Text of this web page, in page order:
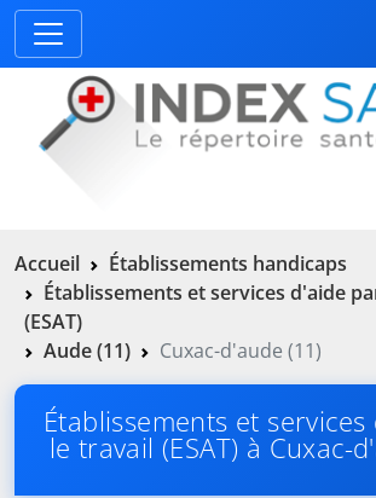
Accueil
Établissements handicaps
Établissements et services d'aide
(ESAT)
Aude (11)
Cuxac-d'aude (11)
Établissements et
le travail (ESAT) à Cuxac-